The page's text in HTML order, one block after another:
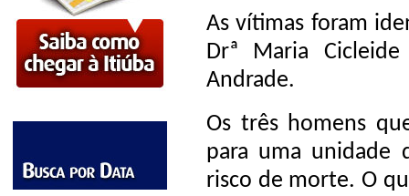
As vítimas foram
Drª Maria
Andrade.
Os três homens
para uma unidade
risco de morte. O